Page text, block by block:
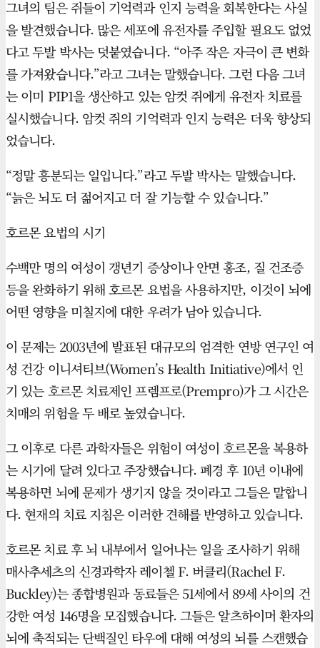
그녀의 팀은 쥐들이 기억력과 인지 능력을 회복한다는 사실
을 발견했습니다. 많은 세포에 유전자를 주입할 필요도 없었
다고 두발 박사는 덧붙였습니다. “아주 작은 자극이 큰 변화
를 가져왔습니다.”라고 그녀는 말했습니다. 그런 다음 그녀
는 이미 PIP1을 생산하고 있는 암컷 쥐에게 유전자 치료를
실시했습니다. 암컷 쥐의 기억력과 인지 능력은 더욱 향상되
었습니다.
“정말 흥분되는 일입니다.”라고 두발 박사는 말했습니다.
“늙은 뇌도 더 젊어지고 더 잘 기능할 수 있습니다.”
호르몬 요법의 시기
수백만 명의 여성이 갱년기 증상이나 안면 홍조, 질 건조증
등을 완화하기 위해 호르몬 요법을 사용하지만, 이것이 뇌에
어떤 영향을 미칠지에 대한 우려가 남아 있습니다.
이 문제는 2003년에 발표된 대규모의 엄격한 연방 연구인 여
성 건강 이니셔티브(Women’s Health Initiative)에서 인
기 있는 호르몬 치료제인 프렘프로(Prempro)가 그 시간은
치매의 위험을 두 배로 높였습니다.
그 이후로 다른 과학자들은 위험이 여성이 호르몬을 복용하
는 시기에 달려 있다고 주장했습니다. 폐경 후 10년 이내에
복용하면 뇌에 문제가 생기지 않을 것이라고 그들은 말합니
다. 현재의 치료 지침은 이러한 견해를 반영하고 있습니다.
호르몬 치료 후 뇌 내부에서 일어나는 일을 조사하기 위해
매사추세츠의 신경과학자 레이첼 F. 버클리(Rachel F.
Buckley)는 종합병원과 동료들은 51세에서 89세 사이의 건
강한 여성 146명을 모집했습니다. 그들은 알츠하이머 환자의
뇌에 축적되는 단백질인 타우에 대해 여성의 뇌를 스캔했습